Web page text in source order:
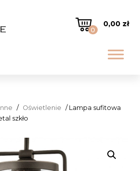
0
0,00 zł
/ Oświetlenie / Lampa sufitowa
szkło